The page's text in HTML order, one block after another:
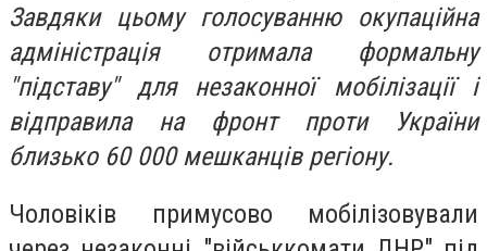
Завдяки цьому голосуванню окупаційна
адміністрація отримала формальну
"підставу" для незаконної мобілізації і
відправила на фронт проти України
близько 60 000 мешканців регіону.
Чоловіків примусово мобілізовували